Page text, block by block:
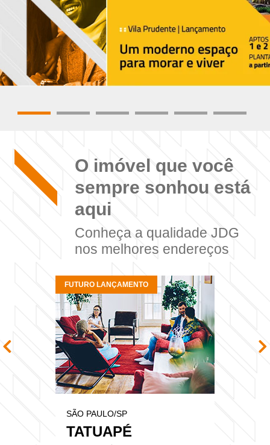
O imóvel que você
sempre sonhou está
aqui
Conheça a qualidade JDG
nos melhores endereços
SÃO PAULO/SP
TATUAPÉ
FUTURO LANÇAMENTO